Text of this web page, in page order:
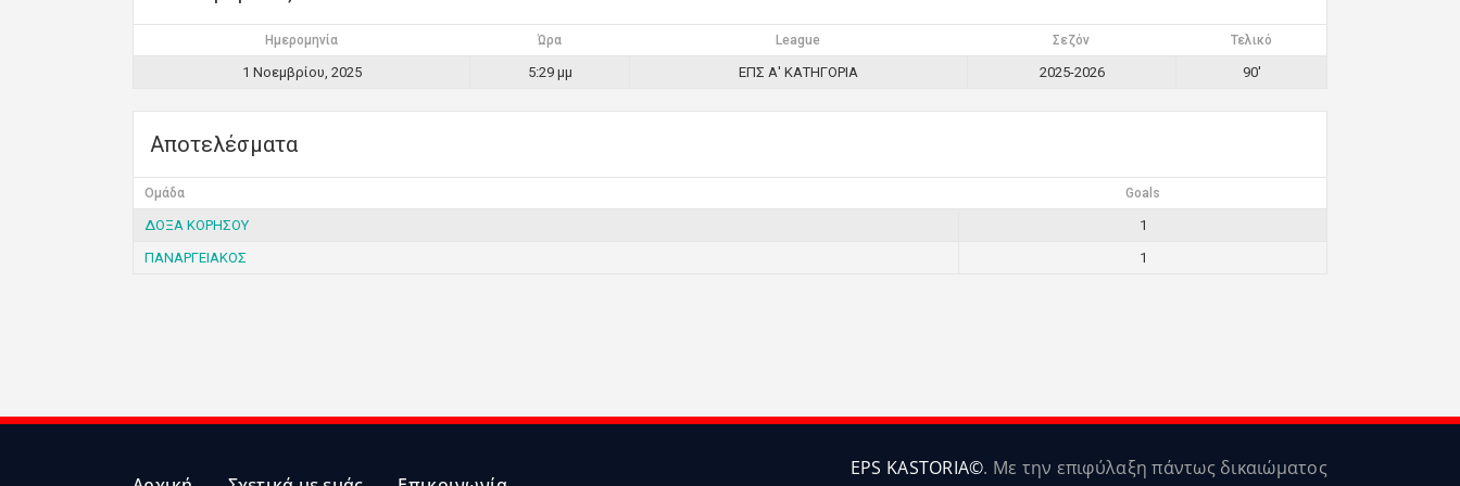
Ημερομηνία Ώρα League Σεζόν Τελικό
1 Νοεμβρίου, 2025 5:29 μμ ΕΠΣ Α' ΚΑΤΗΓΟΡΙΑ 2025-2026 90'
Αποτελέσματα
Ομάδα Goals
ΔΟΞΑ ΚΟΡΗΣΟΥ
1
ΠΑΝΑΡΓΕΙΑΚΟΣ
1
EPS KASTORIA©. Με την επιφύλαξη πάντως δικαιώματος